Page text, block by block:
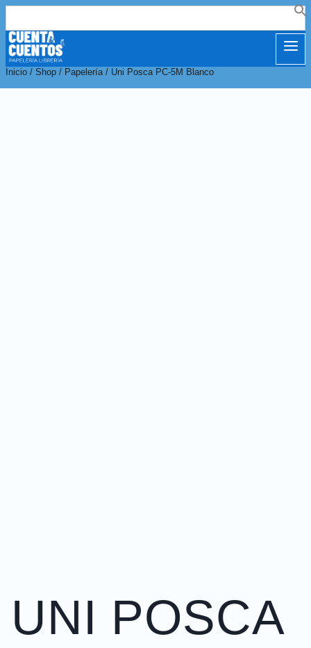
Buscar:
Inicio / Shop / Papelería / Uni Posca PC-5M Blanco
UNI POSCA